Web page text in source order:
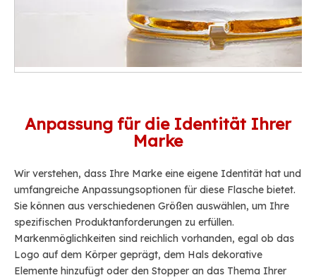
Anpassung für die Identität Ihrer
Marke
Wir verstehen, dass Ihre Marke eine eigene Identität hat und
umfangreiche Anpassungsoptionen für diese Flasche bietet.
Sie können aus verschiedenen Größen auswählen, um Ihre
spezifischen Produktanforderungen zu erfüllen.
Markenmöglichkeiten sind reichlich vorhanden, egal ob das
Logo auf dem Körper geprägt, dem Hals dekorative
Elemente hinzufügt oder den Stopper an das Thema Ihrer